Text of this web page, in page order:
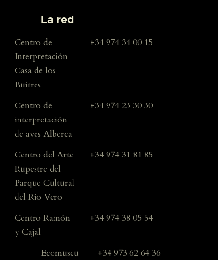
La red
Centro de
Interpretación
Casa de los
Buitres
+34 974 34 00 15
Centro de
interpretación
de aves Alberca
+34 974 23 30 30
Centro del Arte
Rupestre del
Parque Cultural
del Río Vero
+34 974 31 81 85
Centro Ramón
y Cajal
+34 974 38 05 54
Ecomuseu
+34 973 62 64 36